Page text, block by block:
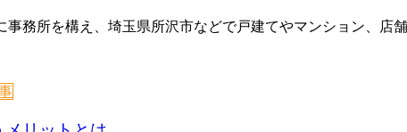
事務所を構え、埼玉県所沢市などで戸建てやマンション、店